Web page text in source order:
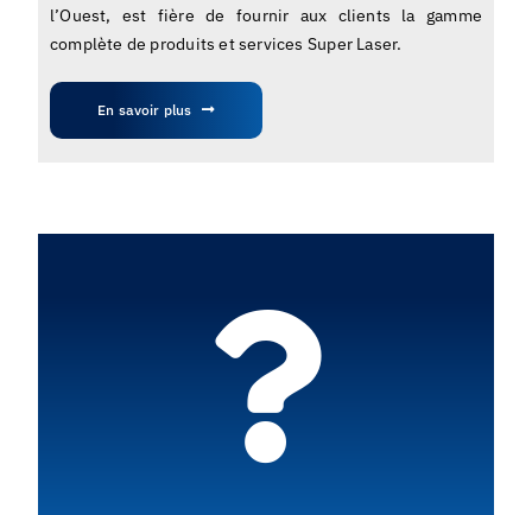
l’Ouest, est fière de fournir aux clients la gamme
complète de produits et services Super Laser.
En savoir plus